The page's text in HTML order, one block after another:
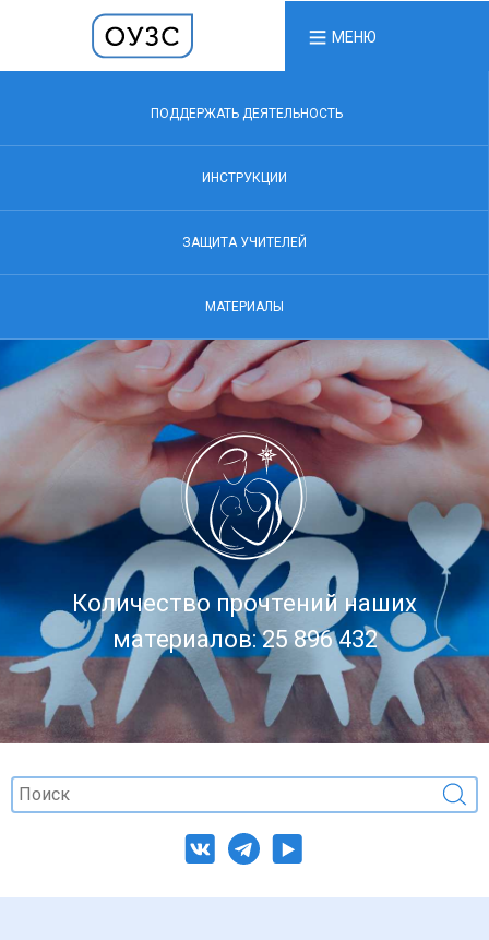
МЕНЮ
ПОДДЕРЖАТЬ ДЕЯТЕЛЬНОСТЬ
ИНСТРУКЦИИ
ЗАЩИТА УЧИТЕЛЕЙ
МАТЕРИАЛЫ
Количество прочтений наших
материалов: 25 896 432